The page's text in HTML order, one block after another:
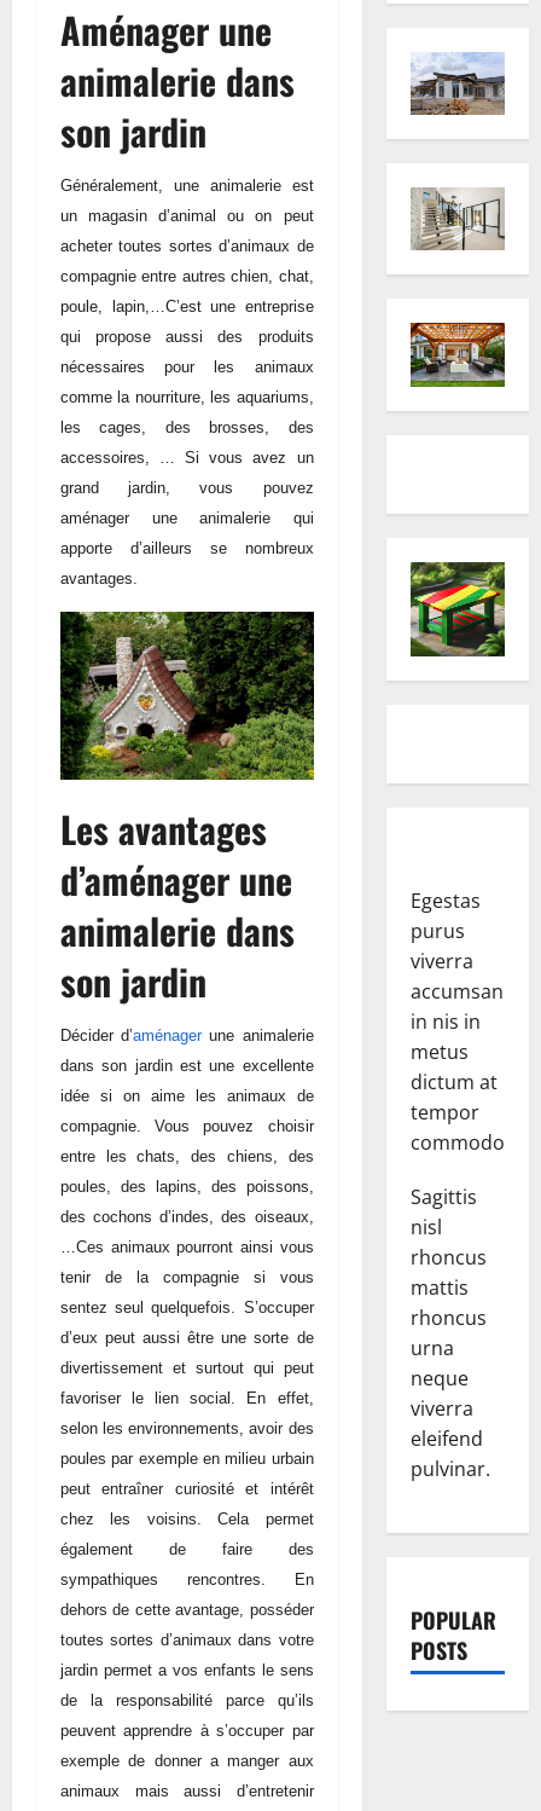
Aménager une
animalerie dans
son jardin
Généralement, une animalerie est
un magasin d’animal ou on peut
acheter toutes sortes d’animaux de
compagnie entre autres chien, chat,
poule, lapin,…C’est une entreprise
qui propose aussi des produits
nécessaires pour les animaux
comme la nourriture, les aquariums,
les cages, des brosses, des
accessoires, … Si vous avez un
grand jardin, vous pouvez
aménager une animalerie qui
apporte d’ailleurs se nombreux
avantages.
Les avantages
d’aménager une
animalerie dans
son jardin
Décider d’aménagerune animalerie
dans son jardin est une excellente
idée si on aime les animaux de
compagnie. Vous pouvez choisir
entre les chats, des chiens, des
poules, des lapins, des poissons,
des cochons d’indes, des oiseaux,
…Ces animaux pourront ainsi vous
tenir de la compagnie si vous
sentez seul quelquefois. S’occuper
d’eux peut aussi être une sorte de
divertissement et surtout qui peut
favoriser le lien social. En effet,
selon les environnements, avoir des
poules par exemple en milieu urbain
peut entraîner curiosité et intérêt
chez les voisins. Cela permet
également de faire des
sympathiques rencontres. En
dehors de cette avantage, posséder
toutes sortes d’animaux dans votre
jardin permet a vos enfants le sens
de la responsabilité parce qu’ils
peuvent apprendre à s’occuper par
exemple de donner a manger aux
animaux mais aussi d’entretenir
Egestas
purus
viverra
accumsan
in nis in
metus
dictum at
tempor
commodo.
Sagittis
nisl
rhoncus
mattis
rhoncus
urna
neque
viverra
eleifend
pulvinar.
POPULAR
POSTS